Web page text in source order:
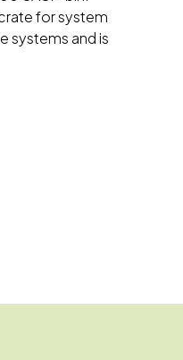
for system
systems and is